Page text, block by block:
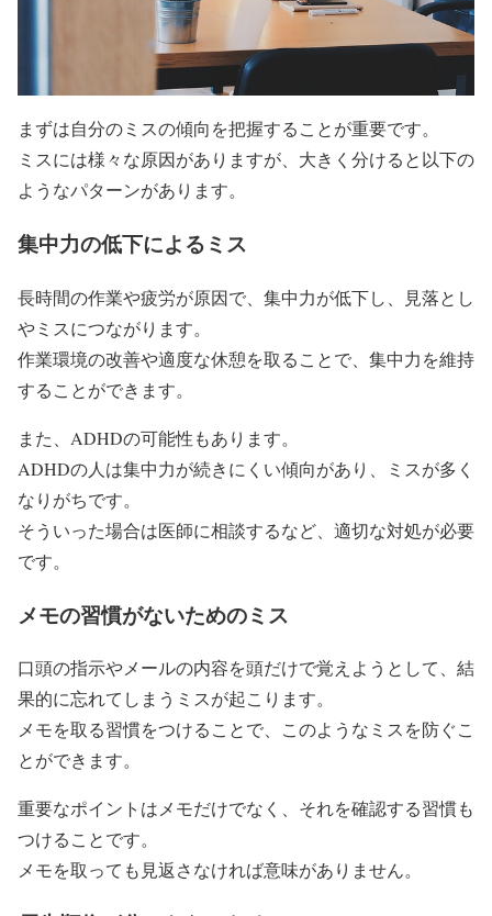
まずは自分のミスの傾向を把握することが重要です。
ミスには様々な原因がありますが、大きく分けると以下の
ようなパターンがあります。
集中力の低下によるミス
長時間の作業や疲労が原因で、集中力が低下し、見落とし
やミスにつながります。
作業環境の改善や適度な休憩を取ることで、集中力を維持
することができます。
また、ADHDの可能性もあります。
ADHDの人は集中力が続きにくい傾向があり、ミスが多く
なりがちです。
そういった場合は医師に相談するなど、適切な対処が必要
です。
メモの習慣がないためのミス
口頭の指示やメールの内容を頭だけで覚えようとして、結
果的に忘れてしまうミスが起こります。
メモを取る習慣をつけることで、このようなミスを防ぐこ
とができます。
重要なポイントはメモだけでなく、それを確認する習慣も
つけることです。
メモを取っても見返さなければ意味がありません。